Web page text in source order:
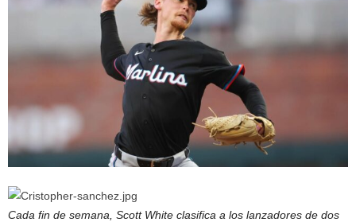
Cada fin de semana, Scott White clasifica a los lanzadores de dos